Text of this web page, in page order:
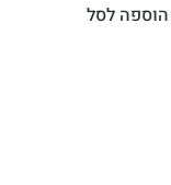
הוספה לסל